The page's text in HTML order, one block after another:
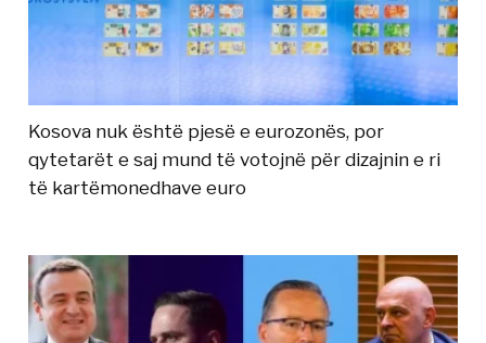
Kosova nuk është pjesë e eurozonës, por
qytetarët e saj mund të votojnë për dizajnin e ri
të kartëmonedhave euro